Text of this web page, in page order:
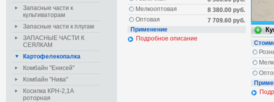
Запасные части к
культиваторам
Запасные части к плугам
ЗАПАСНЫЕ ЧАСТИ К
СЕЯЛКАМ
Картофелекопалка
Комбайн "Енисей"
Комбайн "Нива"
Косилка КРН-2,1А
роторная
8 380.00 руб.
Мелкооптовая
7 709.60 руб.
Оптовая
Применение
Подробное описание